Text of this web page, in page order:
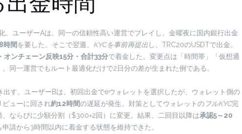
。ユーザーAは、同一の信頼性高い運営でプレイし、金曜夜に国内銀行出金
時間 を要した。そこで翌週、 KYCを事前再提出し、TRC20のUSDTで出金。
オンチェーン反映15分・合計33分で着金した。変更点は「時間帯」「仮想通
同一運営でもルート最適化だけで2日分の差が生まれた例である。
す。ユーザーBは、初回出金でeウォレットを選択したが、ウォレット側の
ビューに回され約12時間の遅延が発生。対策としてウォレットのフルKYC完
ならびに少額分割（$300×2回）に変更。結果、二回目以降は承認5～20
請から3時間以内に着金する状態を維持できた。